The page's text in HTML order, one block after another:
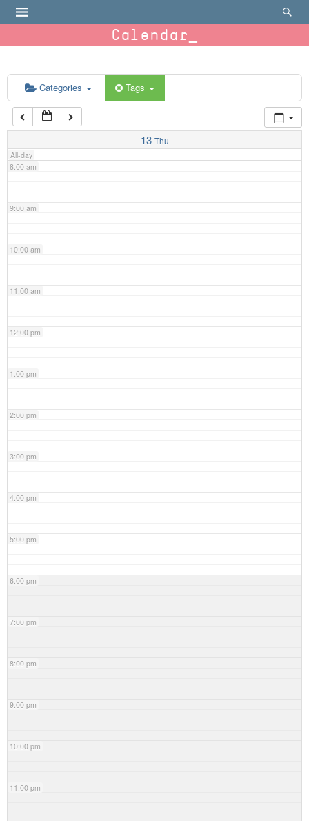
Calendar
Categories Tags
13 Thu
All-day
6:00 am
7:00 am
8:00 am
9:00 am
10:00 am
11:00 am
12:00 pm
1:00 pm
2:00 pm
3:00 pm
4:00 pm
5:00 pm
6:00 pm
7:00 pm
8:00 pm
9:00 pm
10:00 pm
11:00 pm